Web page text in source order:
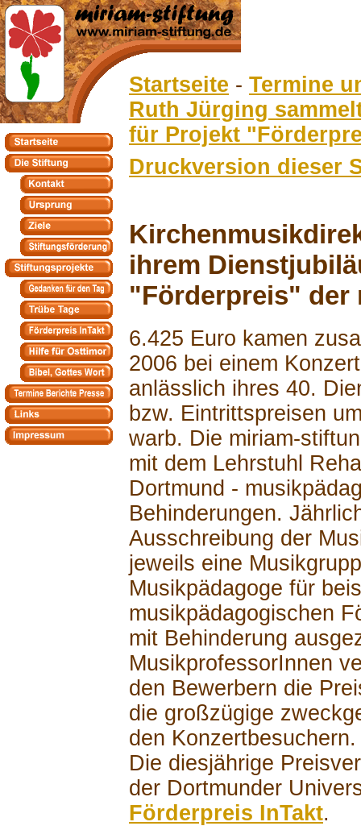
Startseite - Termine
Ruth Jürging
für Projekt
Druckversion dieser
ihrem
"Förderpreis" der
6.425 Euro kamen
2006 bei einem
anlässlich ihres 40.
bzw. Eintrittspreisen
warb. Die miriam-
mit dem Lehrstuhl
Dortmund -
Behinderungen.
Ausschreibung der
jeweils eine
Musikpädagoge für
musikpädagogischen
mit Behinderung
MusikprofessorInnen
den Bewerbern die
die großzügige
den Konzertbesuchern.
Die diesjährige
der Dortmunder
Förderpreis InTakt.